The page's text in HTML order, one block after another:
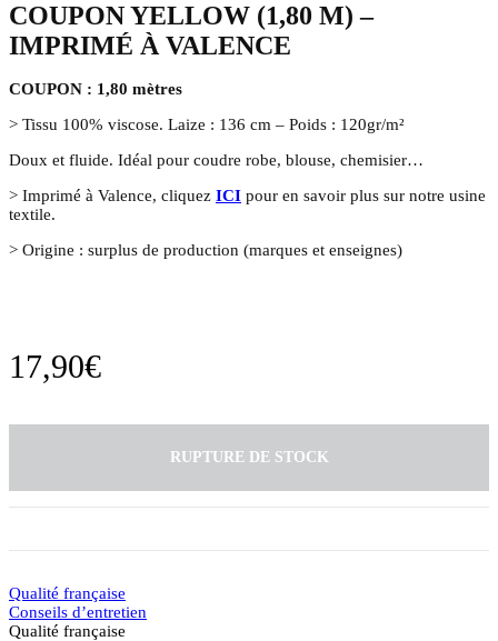
COUPON YELLOW (1,80 M) –
IMPRIMÉ À VALENCE
COUPON : 1,80 mètres
> Tissu 100% viscose. Laize : 136 cm – Poids : 120gr/m²
Doux et fluide. Idéal pour coudre robe, blouse, chemisier…
> Imprimé à Valence, cliquez ICI pour en savoir plus sur notre usine
textile.
> Origine : surplus de production (marques et enseignes)
17,90€
RUPTURE DE STOCK
Qualité française
Conseils d’entretien
Qualité française